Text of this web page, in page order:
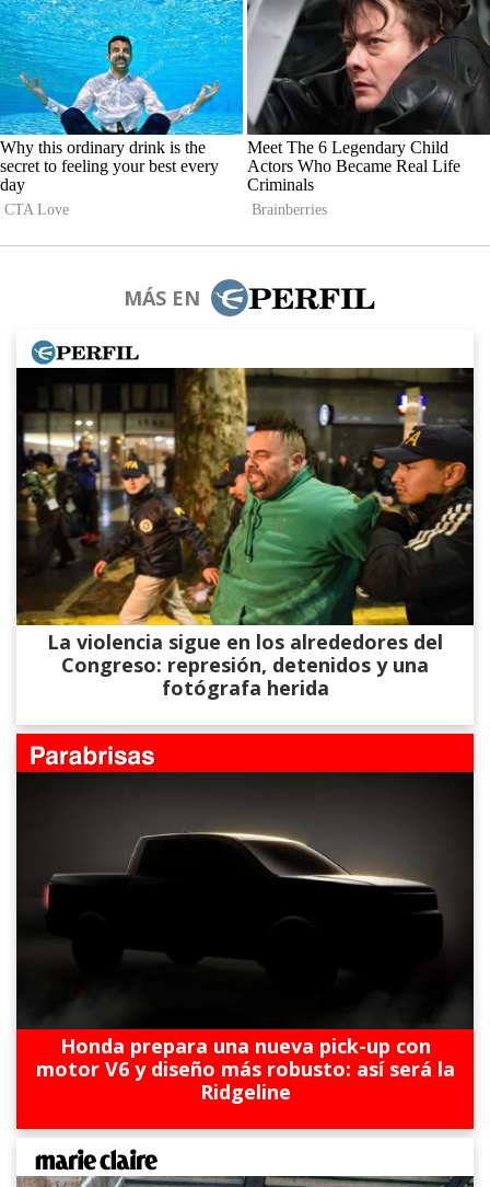
MÁS EN
La violencia sigue en los alrededores del
Congreso: represión, detenidos y una
fotógrafa herida
Honda prepara una nueva pick-up con
motor V6 y diseño más robusto: así será la
Ridgeline